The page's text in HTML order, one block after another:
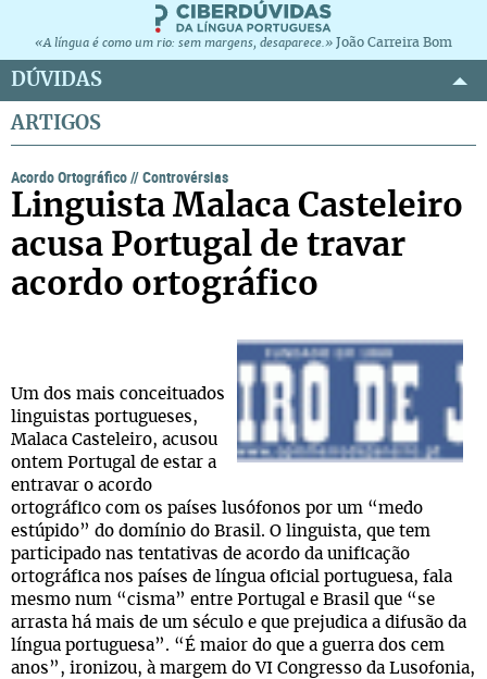
«A língua é como um rio: sem margens, desaparece.» João Carreira Bom
DÚVIDAS
ARTIGOS
Acordo Ortográfico//Controvérsias
Linguista Malaca Casteleiro
acusa Portugal de travar
acordo ortográfico
Um dos mais conceituados
linguistas portugueses,
Malaca Casteleiro, acusou
ontem Portugal de estar a
entravar o acordo
ortográfico com os países lusófonos por um “medo
estúpido” do domínio do Brasil. O linguista, que tem
participado nas tentativas de acordo da unificação
ortográfica nos países de língua oficial portuguesa, fala
mesmo num “cisma” entre Portugal e Brasil que “se
arrasta há mais de um século e que prejudica a difusão da
língua portuguesa”. “É maior do que a guerra dos cem
anos”, ironizou, à margem do VI Congresso da Lusofonia,